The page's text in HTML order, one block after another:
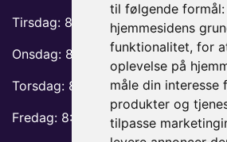
til følgende formål:
hjemmesidens
funktionalitet, for
oplevelse på
måle din interesse
produkter og
tilpasse
Tirsdag: 8:30-13 og 14:30-17
Onsdag: 8:30-13 og 14:30-17
Torsdag: 8:30-13 og 14:30-17
Fredag: 8:30-12 og 13:30-17